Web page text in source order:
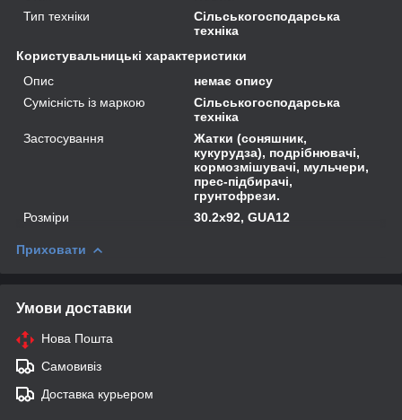
Тип техніки
Сільськогосподарська
техніка
Користувальницькі характеристики
Опис
немає опису
Сумісність із маркою
Сільськогосподарська
техніка
Застосування
Жатки (соняшник,
кукурудза), подрібнювачі,
кормозмішувачі, мульчери,
прес-підбирачі,
грунтофрези.
Розміри
30.2x92, GUA12
Приховати
Умови доставки
Нова Пошта
Самовивіз
Доставка курьером